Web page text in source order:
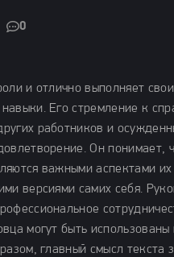
0
и отлично выполняет
Его стремление к
работников и
Он
важными аспектами
версиями самих себя.
могут быть
главный смысл текста